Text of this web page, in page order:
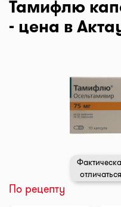
Тамифлю
- цена в
По рецепту